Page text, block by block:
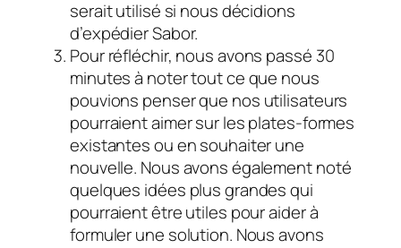
serait utilisé si nous décidions
d’expédier Sabor.
Pour réfléchir, nous avons passé 30
minutes à noter tout ce que nous
pouvions penser que nos utilisateurs
pourraient aimer sur les plates-formes
existantes ou en souhaiter une
nouvelle. Nous avons également noté
quelques idées plus grandes qui
pourraient être utiles pour aider à
formuler une solution. Nous avons